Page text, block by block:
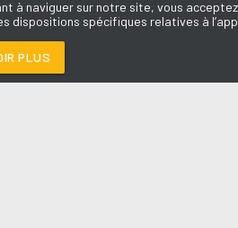
à naviguer sur notre site, vous
dispositions spécifiques relatives à
PLUS